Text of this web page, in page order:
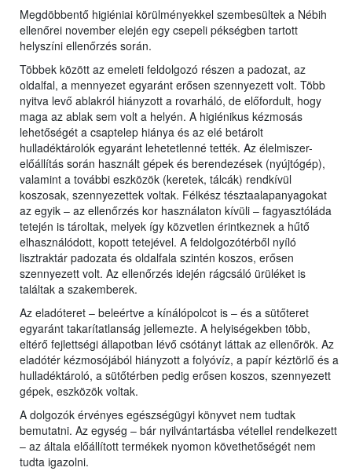
Megdöbbentő higiéniai körülményekkel szembesültek a Nébih
ellenőrei november elején egy csepeli pékségben tartott
helyszíni ellenőrzés során.
Többek között az emeleti feldolgozó részen a padozat, az
oldalfal, a mennyezet egyaránt erősen szennyezett volt. Több
nyitva levő ablakról hiányzott a rovarháló, de előfordult, hogy
maga az ablak sem volt a helyén. A higiénikus kézmosás
lehetőségét a csaptelep hiánya és az elé betárolt
hulladéktárolók egyaránt lehetetlenné tették. Az élelmiszer-
előállítás során használt gépek és berendezések (nyújtógép),
valamint a további eszközök (keretek, tálcák) rendkívül
koszosak, szennyezettek voltak. Félkész tésztaalapanyagokat
az egyik – az ellenőrzés kor használaton kívüli – fagyasztóláda
tetején is tároltak, melyek így közvetlen érintkeznek a hűtő
elhasználódott, kopott tetejével. A feldolgozótérből nyíló
lisztraktár padozata és oldalfala szintén koszos, erősen
szennyezett volt. Az ellenőrzés idején rágcsáló ürüléket is
találtak a szakemberek.
Az eladóteret – beleértve a kínálópolcot is – és a sütőteret
egyaránt takarítatlanság jellemezte. A helyiségekben több,
eltérő fejlettségi állapotban lévő csótányt láttak az ellenőrök. Az
eladótér kézmosójából hiányzott a folyóvíz, a papír kéztörlő és a
hulladéktároló, a sütőtérben pedig erősen koszos, szennyezett
gépek, eszközök voltak.
A dolgozók érvényes egészségügyi könyvet nem tudtak
bemutatni. Az egység – bár nyilvántartásba vétellel rendelkezett
– az általa előállított termékek nyomon követhetőségét nem
tudta igazolni.